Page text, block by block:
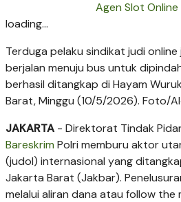
Agen Slot
loading...
Terduga pelaku sindikat judi
berjalan menuju bus untuk
berhasil ditangkap di Hayam
Barat, Minggu (10/5/2026). Foto/
JAKARTA - Direktorat Tindak
Bareskrim Polri memburu aktor
(judol) internasional yang
Jakarta Barat (Jakbar).
melalui aliran dana atau follow the